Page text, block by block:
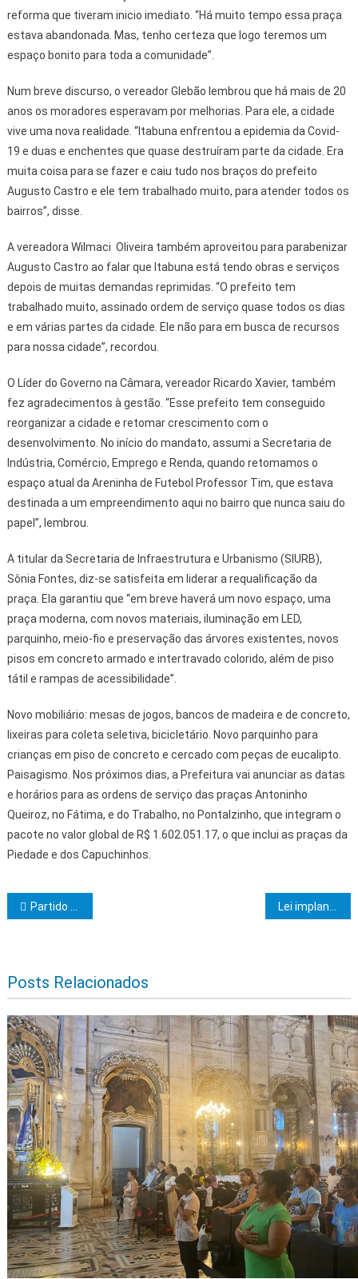
reforma que tiveram inicio imediato. “Há muito tempo essa praça
estava abandonada. Mas, tenho certeza que logo teremos um
espaço bonito para toda a comunidade”.
Num breve discurso, o vereador Glebão lembrou que há mais de 20
anos os moradores esperavam por melhorias. Para ele, a cidade
vive uma nova realidade. “Itabuna enfrentou a epidemia da Covid-
19 e duas e enchentes que quase destruíram parte da cidade. Era
muita coisa para se fazer e caiu tudo nos braços do prefeito
Augusto Castro e ele tem trabalhado muito, para atender todos os
bairros”, disse.
A vereadora Wilmaci Oliveira também aproveitou para parabenizar
Augusto Castro ao falar que Itabuna está tendo obras e serviços
depois de muitas demandas reprimidas. “O prefeito tem
trabalhado muito, assinado ordem de serviço quase todos os dias
e em várias partes da cidade. Ele não para em busca de recursos
para nossa cidade”, recordou.
O Líder do Governo na Câmara, vereador Ricardo Xavier, também
fez agradecimentos à gestão. “Esse prefeito tem conseguido
reorganizar a cidade e retomar crescimento com o
desenvolvimento. No início do mandato, assumi a Secretaria de
Indústria, Comércio, Emprego e Renda, quando retomamos o
espaço atual da Areninha de Futebol Professor Tim, que estava
destinada a um empreendimento aqui no bairro que nunca saiu do
papel”, lembrou.
A titular da Secretaria de Infraestrutura e Urbanismo (SIURB),
Sônia Fontes, diz-se satisfeita em liderar a requalificação da
praça. Ela garantiu que “em breve haverá um novo espaço, uma
praça moderna, com novos materiais, iluminação em LED,
parquinho, meio-fio e preservação das árvores existentes, novos
pisos em concreto armado e intertravado colorido, além de piso
tátil e rampas de acessibilidade”.
Novo mobiliário: mesas de jogos, bancos de madeira e de concreto,
lixeiras para coleta seletiva, bicicletário. Novo parquinho para
crianças em piso de concreto e cercado com peças de eucalipto.
Paisagismo. Nos próximos dias, a Prefeitura vai anunciar as datas
e horários para as ordens de serviço das praças Antoninho
Queiroz, no Fátima, e do Trabalho, no Pontalzinho, que integram o
pacote no valor global de R$ 1.602.051.17, o que inclui as praças da
Piedade e dos Capuchinhos.
Navegação de Post
Partido Republicanos tem novo presidente em Ibicaraí
Posts Relacionados